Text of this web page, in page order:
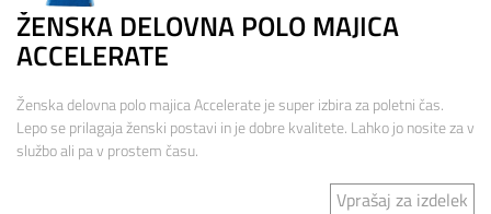
ŽENSKA DELOVNA POLO MAJICA
ACCELERATE
Ženska delovna polo majica Accelerate je super izbira za poletni čas.
Lepo se prilagaja ženski postavi in je dobre kvalitete. Lahko jo nosite za v
službo ali pa v prostem času.
Vprašaj za izdelek